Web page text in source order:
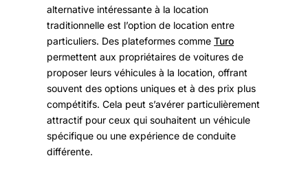
alternative intéressante à la location
traditionnelle est l’option de location entre
particuliers. Des plateformes comme Turo
permettent aux propriétaires de voitures de
proposer leurs véhicules à la location, offrant
souvent des options uniques et à des prix plus
compétitifs. Cela peut s’avérer particulièrement
attractif pour ceux qui souhaitent un véhicule
spécifique ou une expérience de conduite
différente.